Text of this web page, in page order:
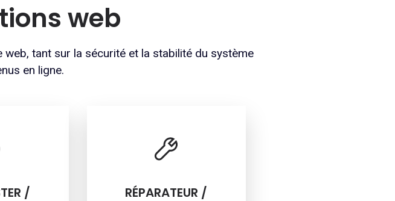
web
tant sur la sécurité et la stabilité du système
en ligne.
/
RÉPARATEUR /